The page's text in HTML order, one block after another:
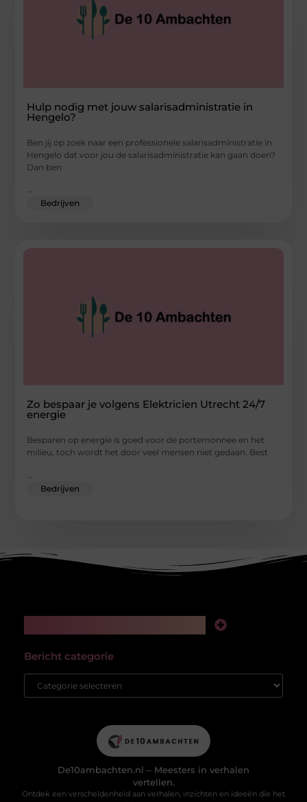
Hulp nodig met jouw salarisadministratie in
Hengelo?
Ben jij op zoek naar een professionele salarisadministratie in
Hengelo dat voor jou de salarisadministratie kan gaan doen?
Dan ben
...
Bedrijven
Zo bespaar je volgens Elektricien Utrecht 24/7
energie
Besparen op energie is goed voor de portemonnee en het
milieu, toch wordt het door veel mensen niet gedaan. Best
Bedrijven
Bericht categorie
De10ambachten.nl – Meesters in verhalen
vertellen.
Ontdek een verscheidenheid aan verhalen, inzichten en ideeën die het